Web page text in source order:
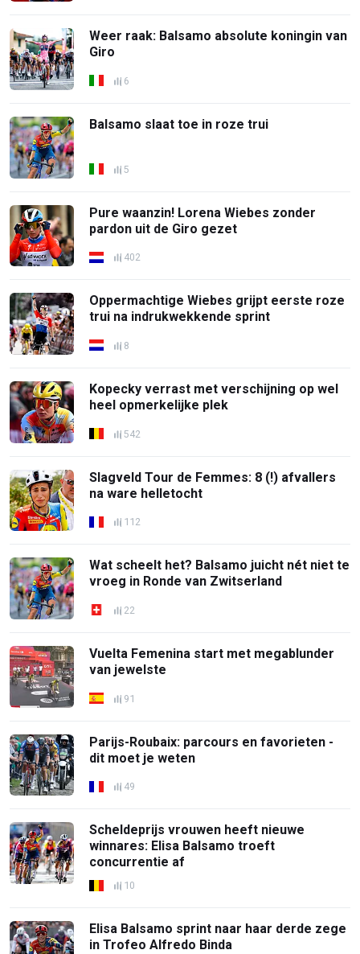
Weer raak: Balsamo absolute koningin van
Giro
6
Balsamo slaat toe in roze trui
5
Pure waanzin! Lorena Wiebes zonder
pardon uit de Giro gezet
402
Oppermachtige Wiebes grijpt eerste roze
trui na indrukwekkende sprint
8
Kopecky verrast met verschijning op wel
heel opmerkelijke plek
542
Slagveld Tour de Femmes: 8 (!) afvallers
na ware helletocht
112
Wat scheelt het? Balsamo juicht nét niet te
vroeg in Ronde van Zwitserland
22
Vuelta Femenina start met megablunder
van jewelste
91
Parijs-Roubaix: parcours en favorieten -
dit moet je weten
49
Scheldeprijs vrouwen heeft nieuwe
winnares: Elisa Balsamo troeft
concurrentie af
10
Elisa Balsamo sprint naar haar derde zege
in Trofeo Alfredo Binda